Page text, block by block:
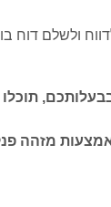
ולשלם דוח בו
מזהה